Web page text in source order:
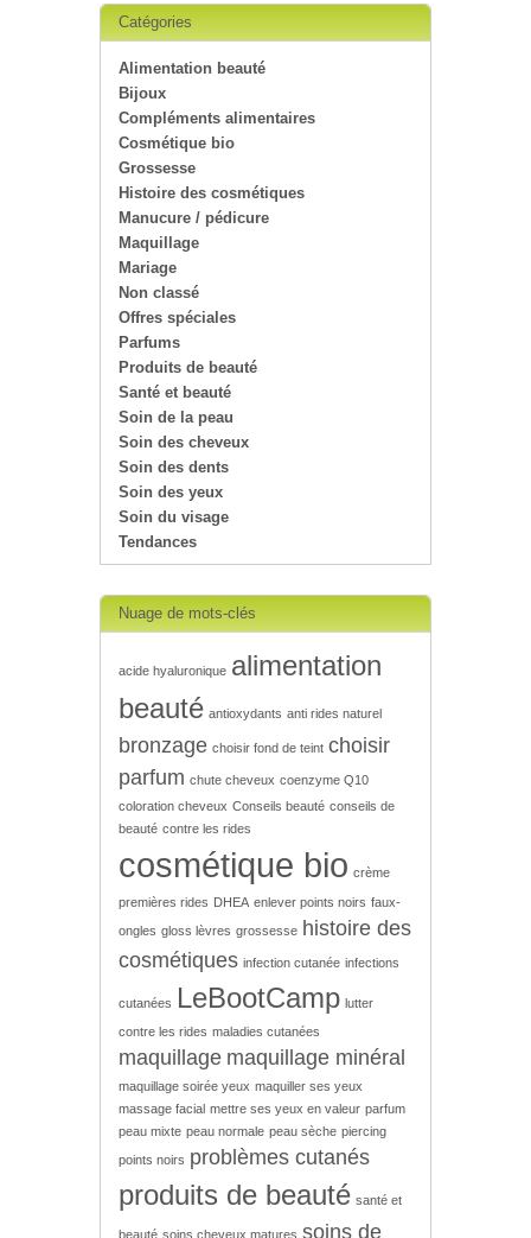
Catégories
Alimentation beauté
Bijoux
Compléments alimentaires
Cosmétique bio
Grossesse
Histoire des cosmétiques
Manucure / pédicure
Maquillage
Mariage
Non classé
Offres spéciales
Parfums
Produits de beauté
Santé et beauté
Soin de la peau
Soin des cheveux
Soin des dents
Soin des yeux
Soin du visage
Tendances
Nuage de mots-clés
acide hyaluronique alimentation
beauté antioxydants anti rides naturel
bronzage choisir fond de teint choisir
parfum chute cheveux coenzyme Q10
coloration cheveux Conseils beauté conseils de
beauté contre les rides
cosmétique bio crème
premières rides DHEA enlever points noirs faux-
ongles gloss lèvres grossesse histoire des
cosmétiques infection cutanée infections
cutanées LeBootCamp lutter
contre les rides maladies cutanées
maquillage maquillage minéral
maquillage soirée yeux maquiller ses yeux
massage facial mettre ses yeux en valeur parfum
peau mixte peau normale peau sèche piercing
points noirs problèmes cutanés
produits de beauté santé et
beauté soins cheveux matures soins de